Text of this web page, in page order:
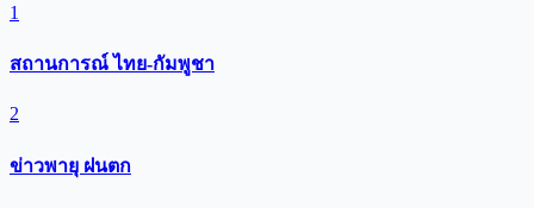
1
สถานการณ์ ไทย-กัมพูชา
2
ข่าวพายุ ฝนตก